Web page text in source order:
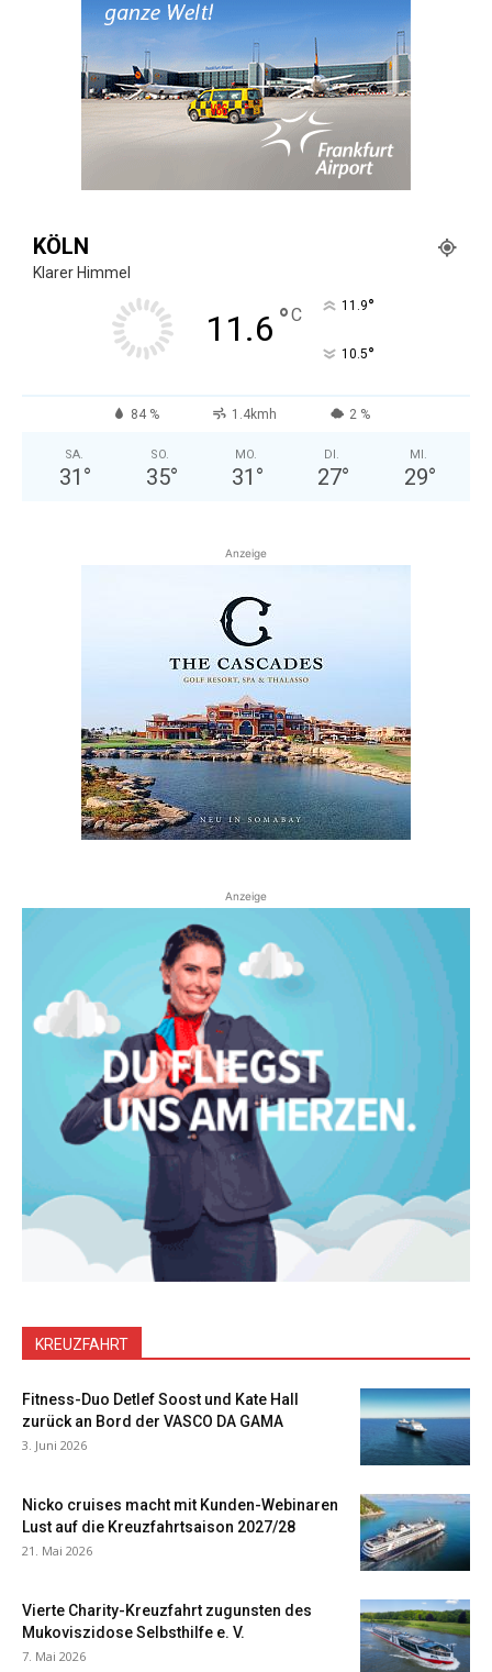
KÖLN
Klarer Himmel
11.6 °C 11.9°
10.5°
84 % 1.4kmh 2 %
SA.
31 °
SO.
35°
MO.
31 °
DI.
27°
MI.
29°
Anzeige
Anzeige
KREUZFAHRT
Fitness-Duo Detlef Soost und Kate Hall
zurück an Bord der VASCO DA GAMA
3. Juni 2026
Nicko cruises macht mit Kunden-Webinaren
Lust auf die Kreuzfahrtsaison 2027/28
21. Mai 2026
Vierte Charity-Kreuzfahrt zugunsten des
Mukoviszidose Selbsthilfe e. V.
7. Mai 2026